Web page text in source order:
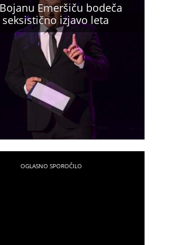
Emeršiču bodeča
seksistično izjavo leta